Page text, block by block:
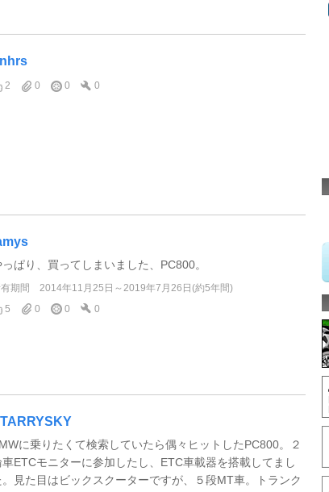
2 0 0 0
っぱり、買ってしまいました、PC800。
期間
2014年11月25日～2019年7月26日(約5年間)
5
0 0 0
に乗りたくて検索していたら偶々ヒットしたPC800。２
車ETCモニターに参加したし、ETC車載器を搭載してまし
。見た目はビックスクーターですが、５段MT車。トランク